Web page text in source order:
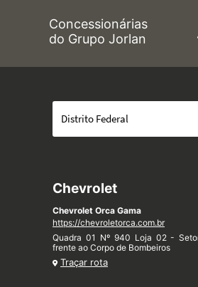
Concessionárias
do Grupo Jorlan
Chevrolet
Chevrolet Orca Gama
https://chevroletorca.com.br
Quadra 01 Nº 940 Loja 02 -
frente ao Corpo de Bombeiros
Traçar rota